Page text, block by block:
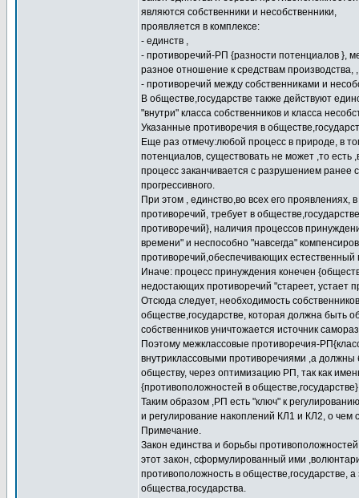
являются собственники и несобственники,
проявляется в комплексе:
- единств ,
- противоречий-РП {разности потенциалов },
разное отношение к средствам производства, ,
- противоречий между собственниками и
В обществе,государстве также действуют
"внутри" класса собственников и класса
Указанные противоречия в
Еще раз отмечу:любой процесс в природе, в
потенциалов, существовать не может ,то
процесс заканчивается с разрушением ранее
прогрессивного.
При этом , единство,во всех его проявлениях,
противоречий, требует в
противоречий}, наличия процессов
времени" и неспособно "навсегда"
противоречий,обеспечивающих
Иначе: процесс принуждения конечен
недостающих противоречий "стареет, устает
Отсюда следует, необходимость
обществе,государстве, которая должна быть
собственников уничтожается источник
Поэтому межклассовые противоречия-
внутриклассовыми противоречиями ,а
обществу, через оптимизацию РП, так как
{противоположностей в
Таким образом ,РП есть "ключ" к
и регулирование накоплений КЛ1 и КЛ2, о чем
Примечание.
Закон единства и борьбы
этот закон, сформулированный ими
противоположность в обществе,государстве,
общества,государства.